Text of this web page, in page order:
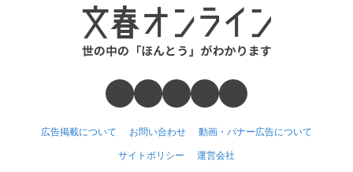
広告掲載について お問い合わせ 動画・バナー広告について
サイトポリシー 運営会社